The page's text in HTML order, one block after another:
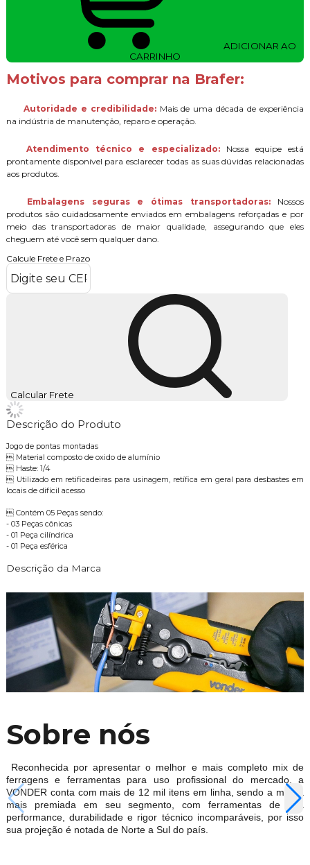
CARRINHO
Motivos para comprar na Brafer:
Autoridade e credibilidade: Mais de uma década de experiência
na indústria de manutenção, reparo e operação.
Atendimento técnico e especializado:
Nossa equipe está
prontamente disponível para esclarecer todas as suas dúvidas relacionadas
aos produtos.
Embalagens seguras e ótimas transportadoras:
Nossos
produtos são cuidadosamente enviados em embalagens reforçadas e por
meio das transportadoras de maior qualidade, assegurando que eles
cheguem até você sem qualquer dano.
Calcule Frete e Prazo
Calcular Frete
Descrição do Produto
Jogo de pontas montadas
 Material composto de oxido de alumínio
 Haste: 1/4
 Utilizado em retificadeiras para usinagem, retífica em geral para desbastes em
locais de difícil acesso
 Contém 05 Peças sendo:
- 03 Peças cônicas
- 01 Peça cilíndrica
- 01 Peça esférica
Descrição da Marca
Sobre nós
Reconhecida por apresentar o melhor e mais completo mix de
ferragens e ferramentas para uso profissional do mercado, a
VONDER conta com mais de 12 mil itens em linha, sendo a marca
mais premiada em seu segmento, com ferramentas de alta
performance, durabilidade e rigor técnico incomparáveis, por isso
sua projeção é notada de Norte a Sul do país.